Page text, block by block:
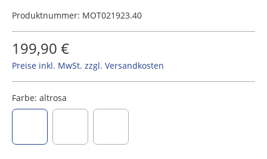
Produktnummer: MOT021923.40
199,90 €
Preise inkl. MwSt. zzgl. Versandkosten
Farbe: altrosa